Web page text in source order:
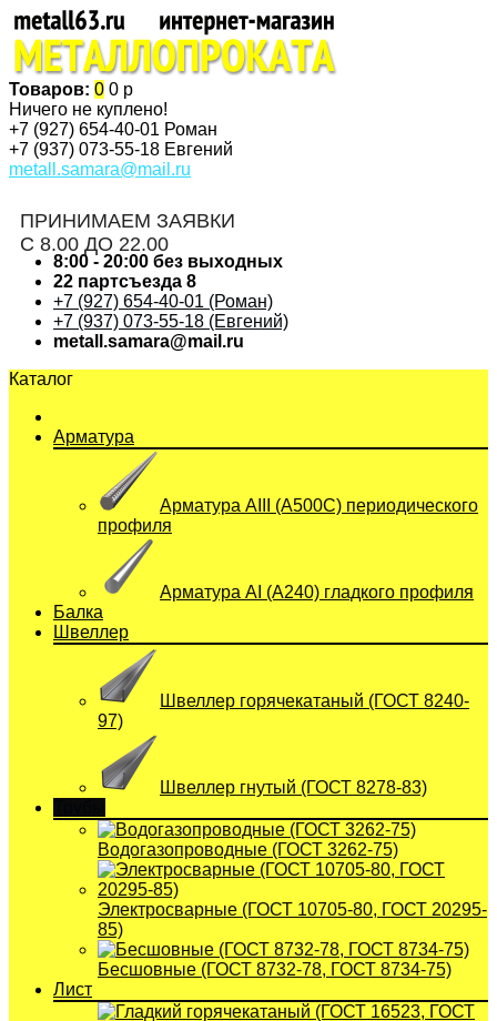
Товаров: 0 0 р
Ничего не куплено!
+7 (927) 654-40-01 Роман
+7 (937) 073-55-18 Евгений
metall.samara@mail.ru
ПРИНИМАЕМ ЗАЯВКИ
С 8.00 ДО 22.00
8:00 - 20:00 без выходных
22 партсъезда 8
+7 (927) 654-40-01 (Роман)
+7 (937) 073-55-18 (Евгений)
metall.samara@mail.ru
Каталог
Арматура
Арматура АIII (А500С) периодического
профиля
Арматура АI (A240) гладкого профиля
Балка
Швеллер
Швеллер горячекатаный (ГОСТ 8240-
97)
Швеллер гнутый (ГОСТ 8278-83)
Водогазопроводные (ГОСТ 3262-75)
Электросварные (ГОСТ 10705-80, ГОСТ 20295-
85)
Бесшовные (ГОСТ 8732-78, ГОСТ 8734-75)
Лист